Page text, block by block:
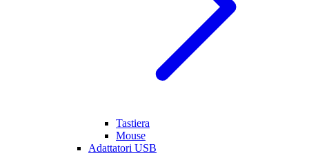
Tastiera
Mouse
Adattatori USB